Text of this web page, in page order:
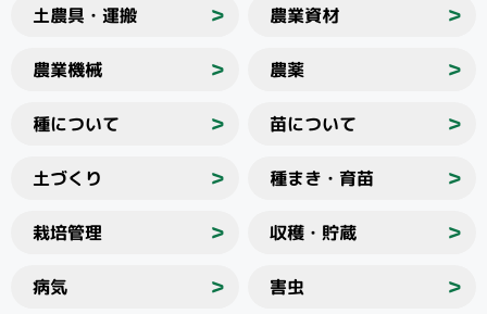
土農具・運搬 ＞ 農業資材 ＞
農業機械 ＞ 農薬 ＞
種について ＞ 苗について ＞
土づくり ＞ 種まき・育苗 ＞
栽培管理 ＞ 収穫・貯蔵 ＞
病気 ＞ 害虫 ＞